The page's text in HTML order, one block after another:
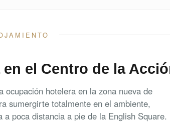
el Centro de la
ocupación hotelera en la zona nueva de
sumergirte totalmente en el ambiente,
poca distancia a pie de la English Square.